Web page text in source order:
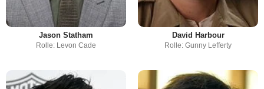
Jason Statham
Rolle: Levon Cade
David Harbour
Rolle: Gunny Lefferty